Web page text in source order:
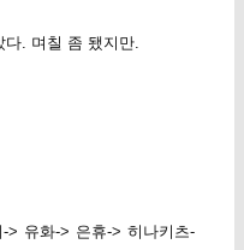
. 며칠 좀 됐지만.
> 유화-> 은휴-> 히나키츠-